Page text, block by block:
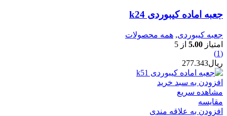
جعبه اماده کیبوردی k24
جعبه کیبوردی, همه محصولات
امتیاز 5.00 از 5
(1)
ریال277.343
افزودن به سبد خرید
مشاهده سریع
مقایسه
افزودن به علاقه مندی